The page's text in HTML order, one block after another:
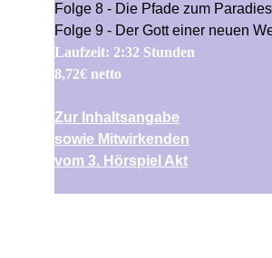
Folge 8 - Die Pfade zum Paradies
Folge 9 - Der Gott einer neuen
Laufzeit: 2:32 Stunden
8,72€ netto
Zur Inhaltsangabe
sowie Mitwirkenden
vom 3. Hörspiel Akt